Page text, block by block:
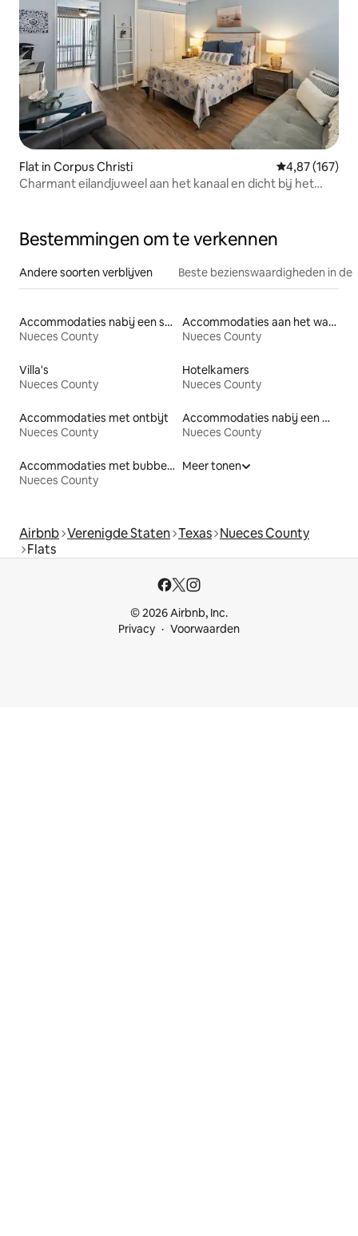
Flat in Corpus Christi Gemiddelde
4,87 (167)
Charmant eilandjuweel aan het kanaal en dicht bij het
Bestemmingen om te verkennen
Andere soorten verblijven Beste bezienswaardigheden in de
Accommodaties nabij een strand
Nueces County
Accommodaties aan het water
Nueces County
Villa's
Nueces County
Hotelkamers
Nueces County
Accommodaties met ontbijt
Nueces County
Accommodaties nabij een meer
Nueces County
Accommodaties met bubbelbad
Nueces County
Meer tonen
Airbnb Verenigde Staten Texas Nueces County
Flats
© 2026 Airbnb, Inc.
Privacy
Voorwaarden